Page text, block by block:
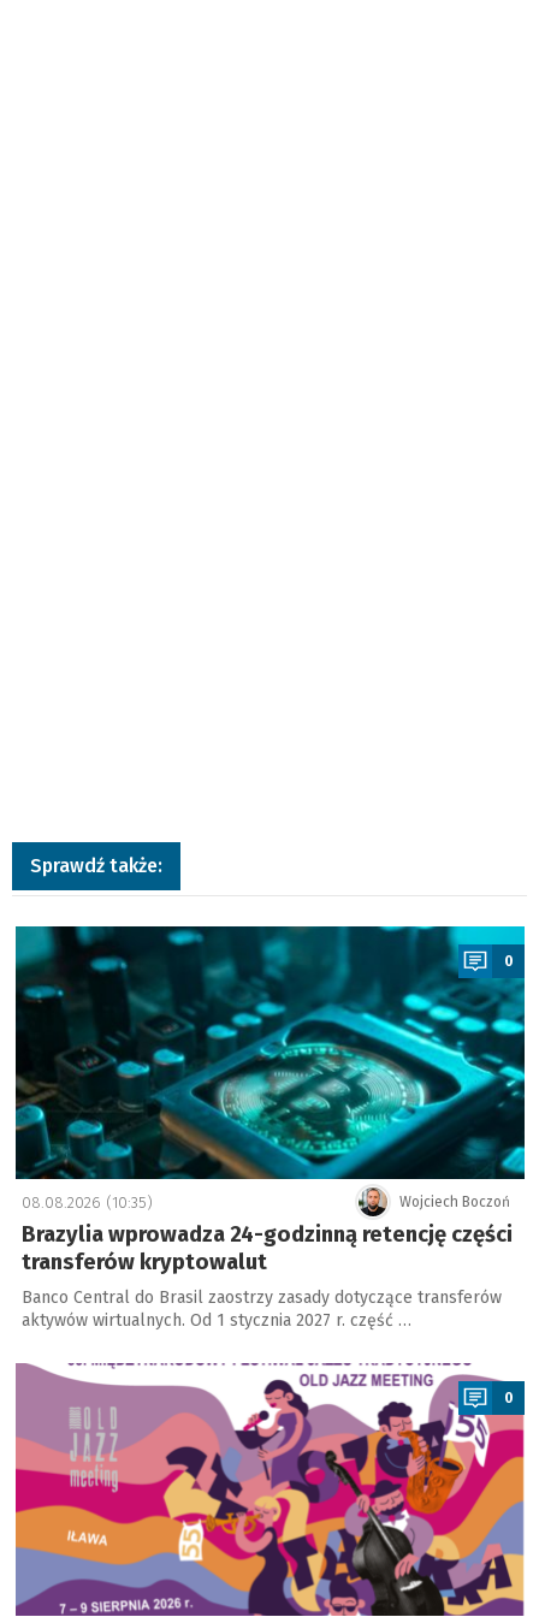
Sprawdź także:
a
0
Wojciech Boczoń
08.08.2026 (10:35)
Brazylia wprowadza 24-godzinną retencję części
transferów kryptowalut
Banco Central do Brasil zaostrzy zasady dotyczące transferów
aktywów wirtualnych. Od 1 stycznia 2027 r. część …
a
0